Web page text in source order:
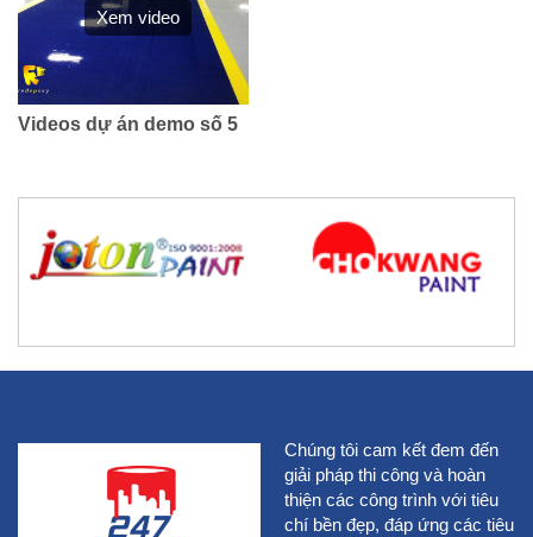
Xem video
Videos dự án demo số 5
Chúng tôi cam kết đem đến
giải pháp thi công và hoàn
thiện các công trình với tiêu
chí bền đẹp, đáp ứng các tiêu